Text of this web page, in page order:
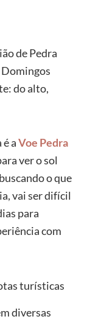
de Pedra
Domingos
do alto,
aVoe Pedra
ver o sol
o que
vai ser difícil
para
com
turísticas
diversas